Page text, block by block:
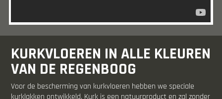
KURKVLOEREN IN ALLE KLEUREN
VAN DE REGENBOOG
Voor de bescherming van kurkvloeren hebben we speciale
kurklakken ontwikkeld. Kurk is een natuurproduct en zal zonder